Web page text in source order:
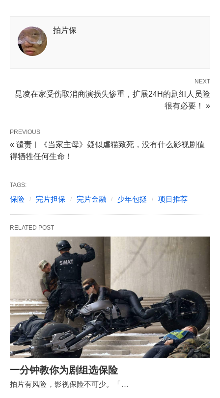
拍片保
NEXT
昆凌在家受伤取消商演损失惨重，扩展24H的剧组人员险
很有必要！ »
PREVIOUS
« 谴责︱《当家主母》疑似虐猫致死，没有什么影视剧值
得牺牲任何生命！
TAGS:
保险 完片担保 完片金融 少年包拯 项目推荐
RELATED POST
一分钟教你为剧组选保险
拍片有风险，影视保险不可少。「…